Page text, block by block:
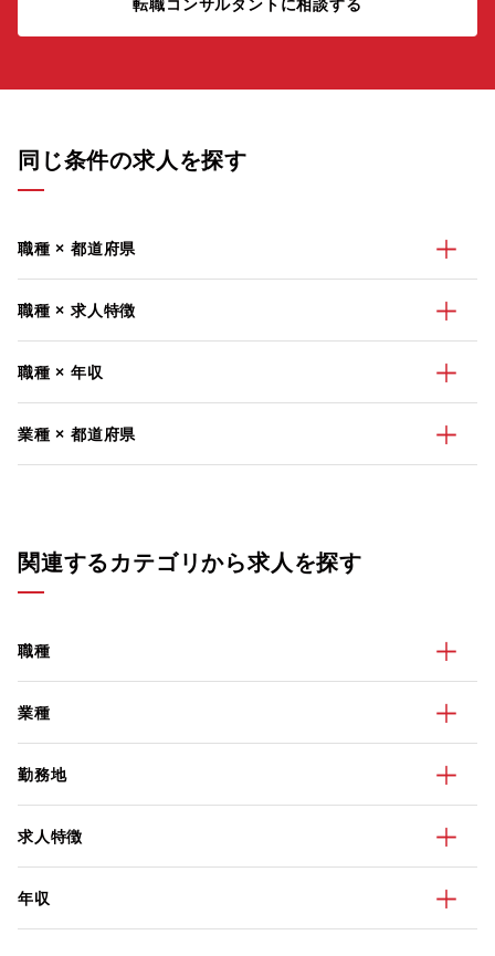
転職コンサルタントに相談する
同じ条件の求人を探す
職種 × 都道府県
職種 × 求人特徴
職種 × 年収
業種 × 都道府県
関連するカテゴリから求人を探す
職種
業種
勤務地
求人特徴
年収